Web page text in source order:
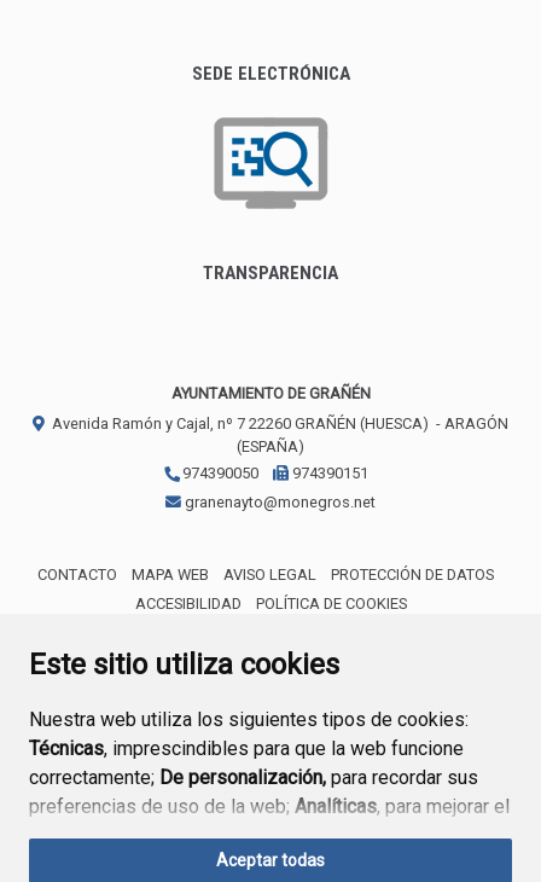
Este sitio utiliza cookies
Nuestra web utiliza los siguientes tipos de cookies:
Técnicas, imprescindibles para que la web funcione
correctamente; De personalización, para recordar sus
preferencias de uso de la web; Analíticas, para mejorar el
funcionamiento de la web y sus servicios.
Aceptar todas
SEDE ELECTRÓNICA
TRANSPARENCIA
AYUNTAMIENTO DE GRAÑÉN
Avenida Ramón y Cajal, nº 7 22260 GRAÑÉN (HUESCA) - ARAGÓN
(ESPAÑA)
974390050
974390151
granenayto@monegros.net
CONTACTO MAPA WEB AVISO LEGAL
PROTECCIÓN DE DATOS
ACCESIBILIDAD
POLÍTICA DE COOKIES